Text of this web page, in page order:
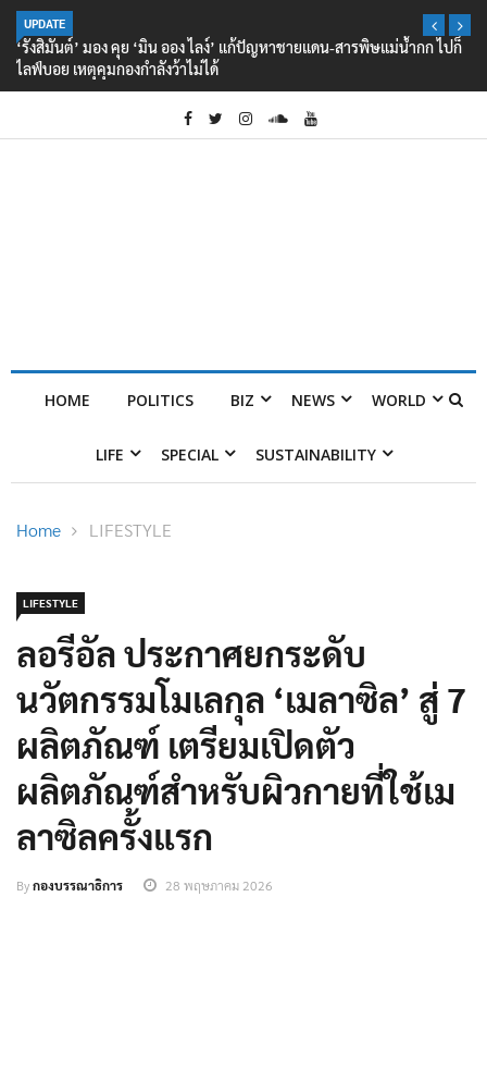
UPDATE
‘รังสิมันต์’ มอง คุย ‘มิน ออง ไลง์’ แก้ปัญหาชายแดน-สารพิษแม่น้ำกก ไปก็
ไลฟ์บอย เหตุคุมกองกำลังว้าไม่ได้
HOME POLITICS BIZ NEWS WORLD
LIFE SPECIAL SUSTAINABILITY
Home LIFESTYLE
LIFESTYLE
ลอรีอัล ประกาศยกระดับ
นวัตกรรมโมเลกุล ‘เมลาซิล’ สู่ 7
ผลิตภัณฑ์ เตรียมเปิดตัว
ผลิตภัณฑ์สำหรับผิวกายที่ใช้เม
ลาซิลครั้งแรก
Byกองบรรณาธิการ 28 พฤษภาคม 2026